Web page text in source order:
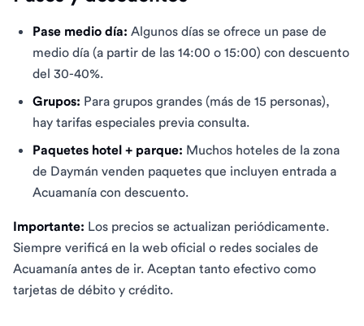
Pase medio día: Algunos días se ofrece un pase de
medio día (a partir de las 14:00 o 15:00) con descuento
del 30-40%.
Grupos: Para grupos grandes (más de 15 personas),
hay tarifas especiales previa consulta.
Paquetes hotel + parque: Muchos hoteles de la zona
de Daymán venden paquetes que incluyen entrada a
Acuamanía con descuento.
Importante: Los precios se actualizan periódicamente.
Siempre verificá en la web oficial o redes sociales de
Acuamanía antes de ir. Aceptan tanto efectivo como
tarjetas de débito y crédito.